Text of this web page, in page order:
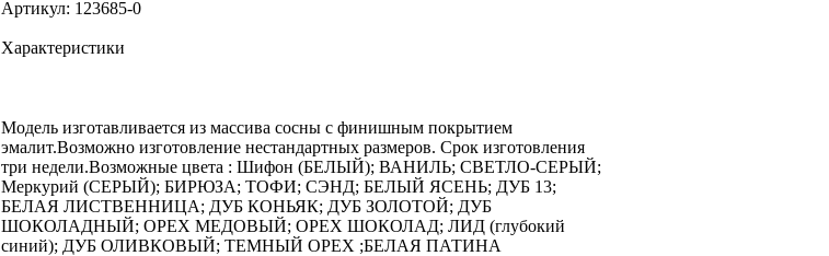
Артикул: 123685-0
Характеристики
Модель изготавливается из массива сосны с финишным покрытием
эмалит.Возможно изготовление нестандартных размеров. Срок изготовления
три недели.Возможные цвета : Шифон (БЕЛЫЙ); ВАНИЛЬ; СВЕТЛО-СЕРЫЙ;
Меркурий (СЕРЫЙ); БИРЮЗА; ТОФИ; СЭНД; БЕЛЫЙ ЯСЕНЬ; ДУБ 13;
БЕЛАЯ ЛИСТВЕННИЦА; ДУБ КОНЬЯК; ДУБ ЗОЛОТОЙ; ДУБ
ШОКОЛАДНЫЙ; ОРЕХ МЕДОВЫЙ; ОРЕХ ШОКОЛАД; ЛИД (глубокий
синий); ДУБ ОЛИВКОВЫЙ; ТЕМНЫЙ ОРЕХ ;БЕЛАЯ ПАТИНА